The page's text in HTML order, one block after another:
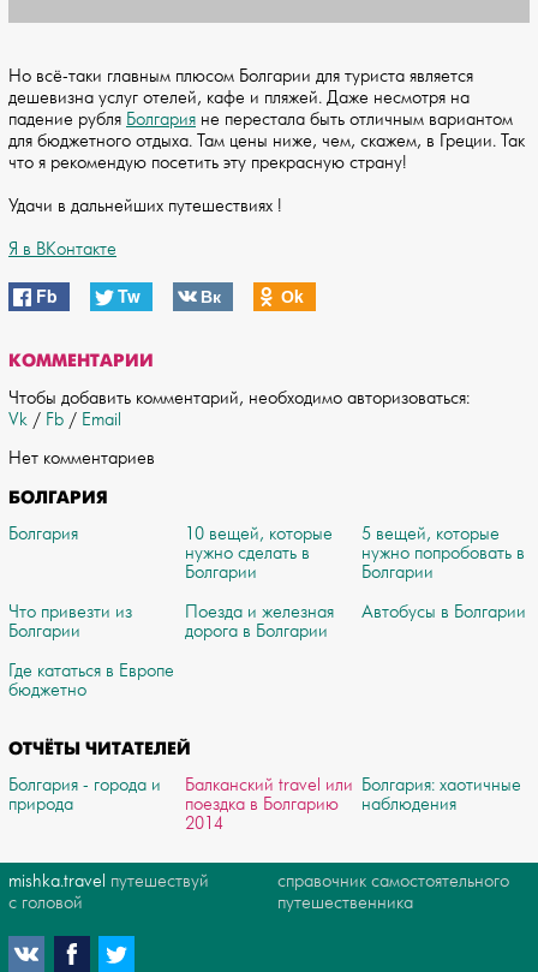
Но всё-таки главным плюсом Болгарии для туриста является
дешевизна услуг отелей, кафе и пляжей. Даже несмотря на
падение рубля Болгария не перестала быть отличным вариантом
для бюджетного отдыха. Там цены ниже, чем, скажем, в Греции. Так
что я рекомендую посетить эту прекрасную страну!
Удачи в дальнейших путешествиях !
Я в ВКонтакте
Fb Tw Вк Оk
КОММЕНТАРИИ
Чтобы добавить комментарий, необходимо авторизоваться:
Vk / Fb / Email
Нет комментариев
БОЛГАРИЯ
Болгария
10 вещей, которые
нужно сделать в
Болгарии
5 вещей, которые
нужно попробовать в
Болгарии
Что привезти из
Болгарии
Поезда и железная
дорога в Болгарии
Автобусы в Болгарии
Где кататься в Европе
бюджетно
ОТЧЁТЫ ЧИТАТЕЛЕЙ
Болгария - города и
природа
Балканский travel или
поездка в Болгарию
2014
Болгария: хаотичные
наблюдения
mishka.travel путешествуй
с головой
справочник самостоятельного
путешественника